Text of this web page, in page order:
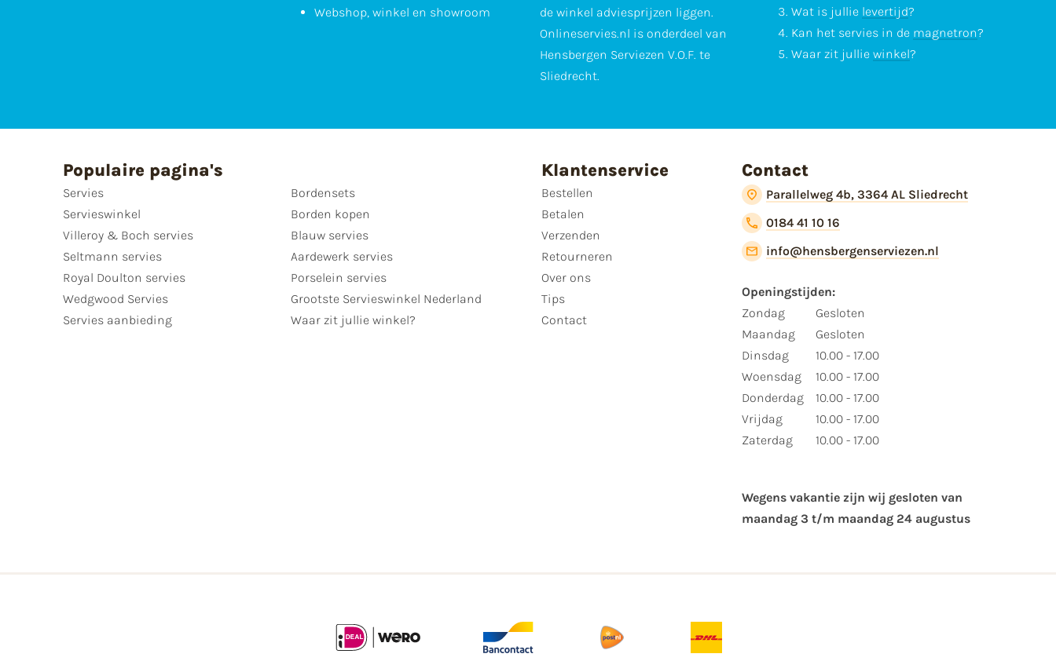
Webshop, winkel en showroom
de winkel adviesprijzen liggen.
Onlineservies.nl is onderdeel van
Hensbergen Serviezen V.O.F. te
Sliedrecht.
Wat is jullie levertijd?
Kan het servies in de magnetron?
Waar zit jullie winkel?
Populaire pagina's
Servies
Servieswinkel
Villeroy & Boch servies
Seltmann servies
Royal Doulton servies
Wedgwood Servies
Servies aanbieding
Bordensets
Borden kopen
Blauw servies
Aardewerk servies
Porselein servies
Grootste Servieswinkel Nederland
Waar zit jullie winkel?
Klantenservice
Bestellen
Betalen
Verzenden
Retourneren
Over ons
Tips
Contact
Contact
Parallelweg 4b, 3364 AL Sliedrecht
0184 41 10 16
info@hensbergenserviezen.nl
Openingstijden:
Zondag
Maandag
Dinsdag
Woensdag
Donderdag
Vrijdag
Zaterdag
Gesloten
Gesloten
10.00 - 17.00
10.00 - 17.00
10.00 - 17.00
10.00 - 17.00
10.00 - 17.00
Wegens vakantie zijn wij gesloten van ​
maandag 3 t/m maandag 24 augustus